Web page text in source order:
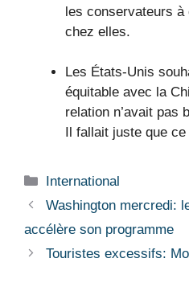
les conservateurs à
chez elles.
Les États-Unis
équitable avec la
relation n’avait pas
Il fallait juste que
Catégories
International
Washington mercredi:
accélère son programme
Touristes excessifs: